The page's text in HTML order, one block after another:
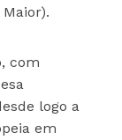
com
logo a
em